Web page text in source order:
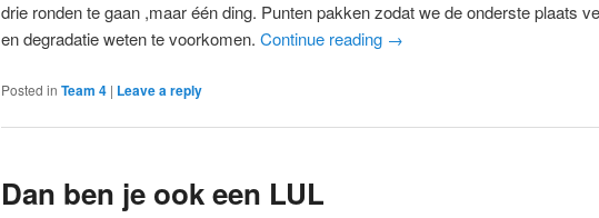
drie ronden te gaan ,maar één ding. Punten pakken zodat we de onderste plaats
en degradatie weten te voorkomen. Continue reading →
Posted in Team 4 | Leave a reply
Dan ben je ook een LUL